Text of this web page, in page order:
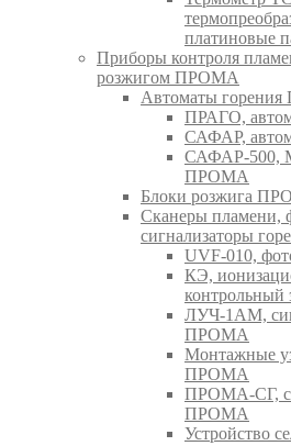
платиновые
Приборы контроля
розжигом ПРОМА
Автоматы
ПРАГО,
САФАР,
САФАР-500,
ПРОМА
Блоки розжига
Сканеры пламени,
сигнализаторы
UVF-010,
КЭ,
ЛУЧ-1АМ,
ПРОМА
Монтажные
ПРОМА
ПРОМА-СГ,
ПРОМА
Устройство